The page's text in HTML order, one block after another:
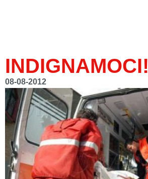
INDIGNAMOCI!
08-08-2012